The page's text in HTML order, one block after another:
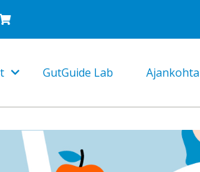
ToggleGutGuide Lab